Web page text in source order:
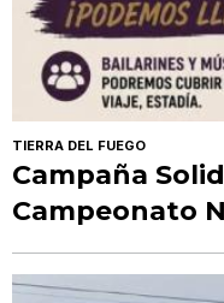
TIERRA DEL FUEGO
Campaña
Campeonato